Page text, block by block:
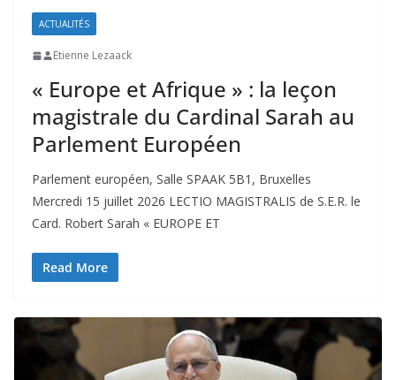
ACTUALITÉS
Etienne Lezaack
« Europe et Afrique » : la leçon
magistrale du Cardinal Sarah au
Parlement Européen
Parlement européen, Salle SPAAK 5B1, Bruxelles
Mercredi 15 juillet 2026 LECTIO MAGISTRALIS de S.E.R. le
Card. Robert Sarah « EUROPE ET
Read More